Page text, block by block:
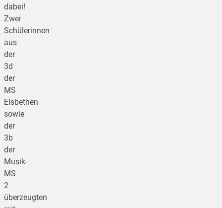
dabei!
Zwei
Schülerinnen
aus
der
3d
der
MS
Elsbethen
sowie
der
3b
der
Musik-
MS
2
überzeugten